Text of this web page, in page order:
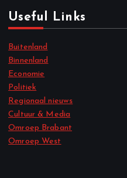
Useful Links
Buitenland
Binnenland
Economie
Politiek
Regionaal nieuws
Cultuur & Media
Omroep Brabant
Omroep West